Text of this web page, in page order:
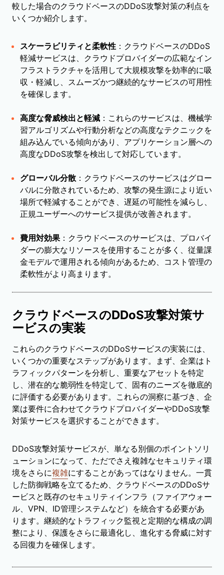
較した場合のクラウドベースのDDoS攻撃対策の利点を
いくつか紹介します。
スケーラビリティと柔軟性 ：クラウドベースのDDoS
軽減サービスは、クラウドプロバイダーの広範なイン
フラストラクチャを活用して大規模攻撃を効率的に吸
収・軽減し、スムーズかつ継続的なサービスの可用性
を確保します。
高度な脅威検出と軽減 ：これらのサービスは、機械学
習アルゴリズムや行動分析などの高度なテクニックを
組み込んでいる傾向があり、アプリケーション層への
高度なDDoS攻撃を検出して対応しています。
グローバル分散 ：クラウドベースのサービスはグロー
バルに分散されているため、攻撃の発生源により近い
場所で軽減することができ、遅延の可能性を減らし、
正規ユーザーへのサービス提供が改善されます。
費用対効果 ：クラウドベースのサービスは、プロバイ
ダーの膨大なリソースを使用することが多く、従量課
金モデルで運用される傾向があるため、コスト管理の
柔軟性がより高まります。
クラウドベースのDDoS攻撃対策サ
ービスの実装
これらのクラウドベースのDDoSサービスの実装には、
いくつかの重要なステップがあります。まず、企業はト
ラフィックパターンを分析し、重要なアセットを特定
し、潜在的な脆弱性を特定して、固有のニーズを徹底的
に評価する必要があります。これらの洞察に基づき、企
業は要件に合わせてクラウドプロバイダーやDDoS攻撃
対策サービスを選択することができます。
DDoS攻撃対策サービスが、単なる別個のポイントソリ
ューションになって、ただでさえ複雑なセキュリティ環
境をさらに複雑にすることがあってはなりません。一貫
した防御戦略を立てるため、クラウドベースのDDoSサ
ービスと既存のセキュリティインフラ（ファイアウォー
ル、VPN、ID管理システムなど）を統合する必要があ
ります。継続的なトラフィック監視と定期的な構成の調
整により、保護をさらに最適化し、進化する脅威に対す
る回復力を確保します。